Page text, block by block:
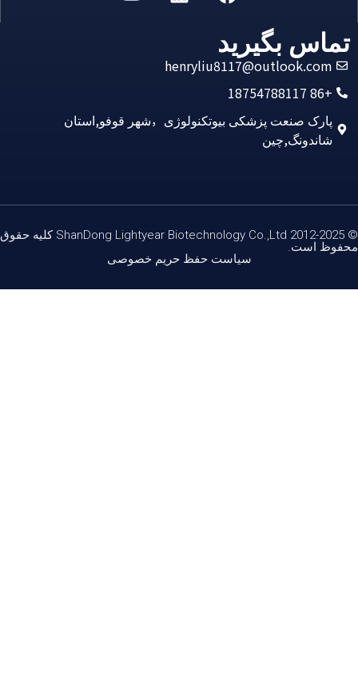
بگیرید
صنعت پزشکی بیوتکنولوژی，شهر قوفو,استان
© 2012-2025 ShanDong Lightyear Biotechnology Co.,Ltd کلیه حقوق
است.
سیاست حفظ حریم خصوصی